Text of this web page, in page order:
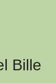
Bille